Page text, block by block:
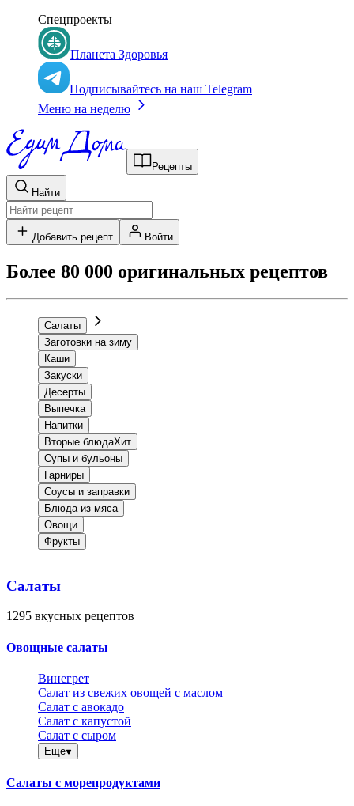
Спецпроекты
Планета Здоровья
Подписывайтесь на наш Telegram
Меню на неделю
Рецепты
Найти
Добавить рецепт Войти
Более 80 000 оригинальных рецептов
Салаты
Заготовки на зиму
Каши
Закуски
Десерты
Выпечка
Напитки
Вторые блюдаХит
Супы и бульоны
Гарниры
Соусы и заправки
Блюда из мяса
Овощи
Фрукты
Салаты
1295 вкусных рецептов
Овощные салаты
Винегрет
Салат из свежих овощей с маслом
Салат с авокадо
Салат с капустой
Салат с сыром
Еще
Салаты с морепродуктами